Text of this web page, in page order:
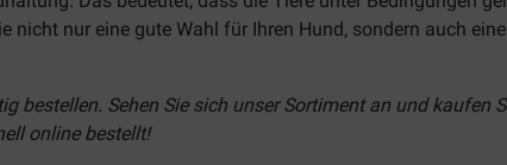
nur eine gute Wahl für Ihren Hund, sondern auch eine
bestellen. Sehen Sie sich unser Sortiment an und kaufen
online bestellt!